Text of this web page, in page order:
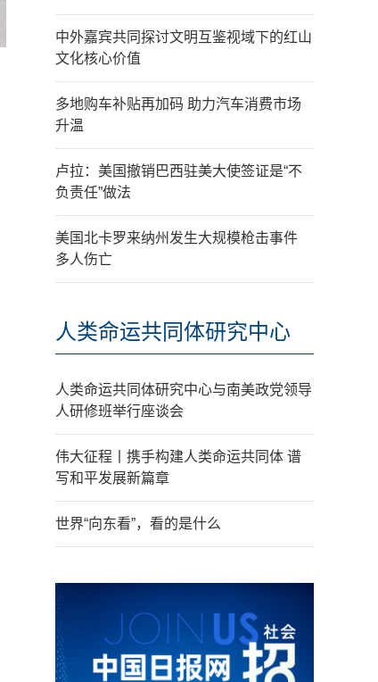
中外嘉宾共同探讨文明互鉴视域下的红山
文化核心价值
多地购车补贴再加码 助力汽车消费市场
升温
卢拉：美国撤销巴西驻美大使签证是“不
负责任”做法
美国北卡罗来纳州发生大规模枪击事件
多人伤亡
人类命运共同体研究中心
人类命运共同体研究中心与南美政党领导
人研修班举行座谈会
伟大征程丨携手构建人类命运共同体 谱
写和平发展新篇章
世界“向东看”，看的是什么